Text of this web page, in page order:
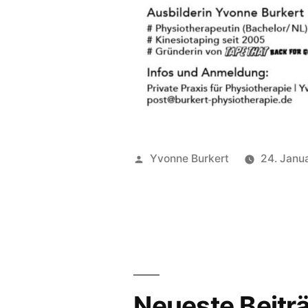
Veröffentlicht
Yvonne Burkert 24.